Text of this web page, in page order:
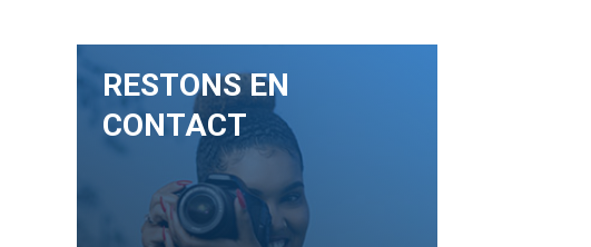
RESTONS EN
CONTACT